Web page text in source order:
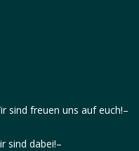
sind freuen uns auf euch!–
sind dabei!–